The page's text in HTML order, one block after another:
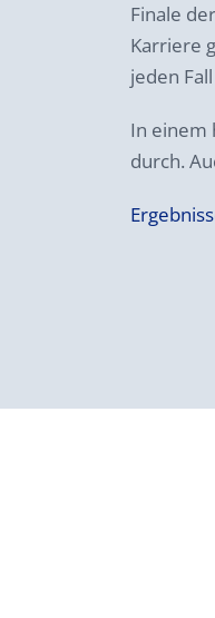
Finale
Karriere
jeden
In einem
durch.